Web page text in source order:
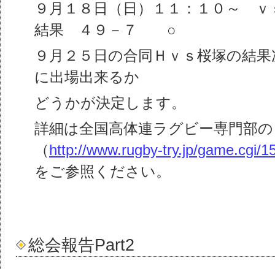
９月１８日（日）１１：１０～
結果 ４９－７ ○
９月２５日の合同Ｈｖｓ桜塚の結
に出場出来るか
どうかが決定します。
詳細は全国高体連ラグビー専門部
（http://www.rugby-try.jp/game.cgi/
をご参照ください。
総会報告Part2